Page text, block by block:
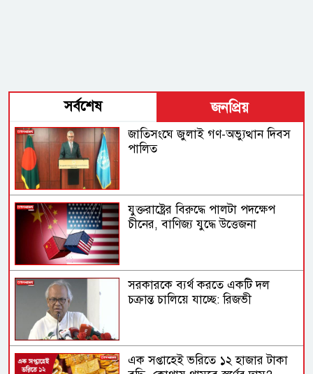
সর্বশেষ জনপ্রিয়
জাতিসংঘে জুলাই গণ-অভ্যুত্থান দিবস
পালিত
যুক্তরাষ্ট্রের বিরুদ্ধে পালটা পদক্ষেপ
চীনের, বাণিজ্য যুদ্ধে ‍উত্তেজনা
সরকারকে ব্যর্থ করতে একটি দল
চক্রান্ত চালিয়ে যাচ্ছে: রিজভী
এক সপ্তাহেই ভরিতে ১২ হাজার টাকা